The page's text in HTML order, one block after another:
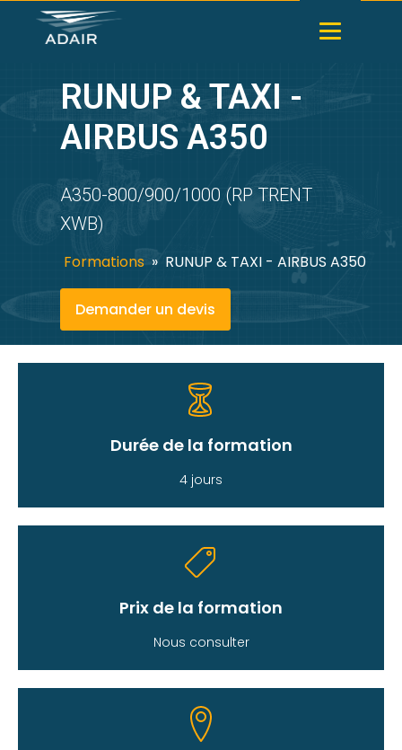
RUNUP & TAXI -
AIRBUS A350
A350-800/900/1000 (RP TRENT
XWB)
Formations » RUNUP & TAXI - AIRBUS A350
Demander un devis
Durée de la formation
4 jours
Prix de la formation
Nous consulter